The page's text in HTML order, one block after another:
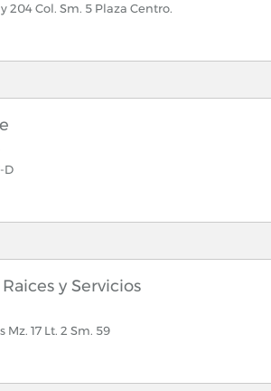
204 Col. Sm. 5 Plaza Centro.
D
y Servicios
Mz. 17 Lt. 2 Sm. 59